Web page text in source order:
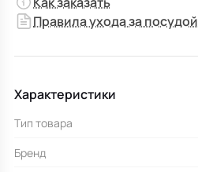
Правила ухода за посудой
Характеристики
Тип товара
Бренд